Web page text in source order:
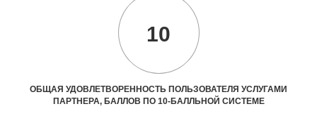
10
ОБЩАЯ УДОВЛЕТВОРЕННОСТЬ ПОЛЬЗОВАТЕЛЯ УСЛУГАМИ
ПАРТНЕРА, БАЛЛОВ ПО 10-БАЛЛЬНОЙ СИСТЕМЕ